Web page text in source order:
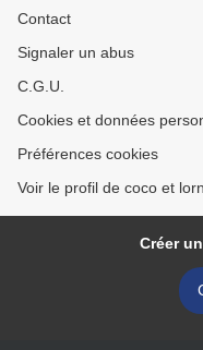
Contact
Signaler un abus
C.G.U.
Cookies et données
Préférences cookies
Voir le profil de coco et
Créer